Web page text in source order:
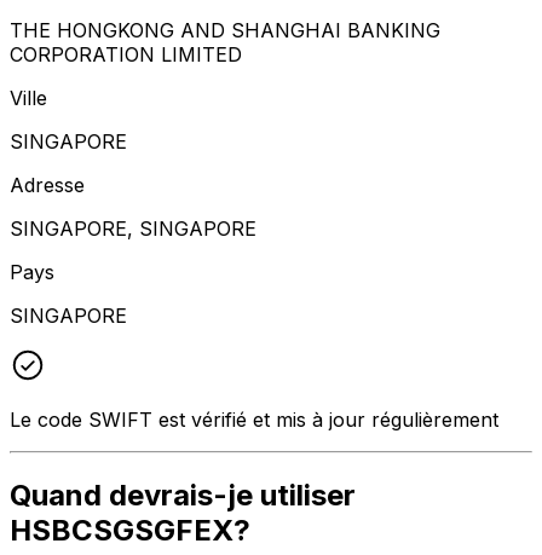
THE HONGKONG AND SHANGHAI BANKING
CORPORATION LIMITED
Ville
SINGAPORE
Adresse
SINGAPORE, SINGAPORE
Pays
SINGAPORE
Le code SWIFT est vérifié et mis à jour régulièrement
Quand devrais-je utiliser
HSBCSGSGFEX?